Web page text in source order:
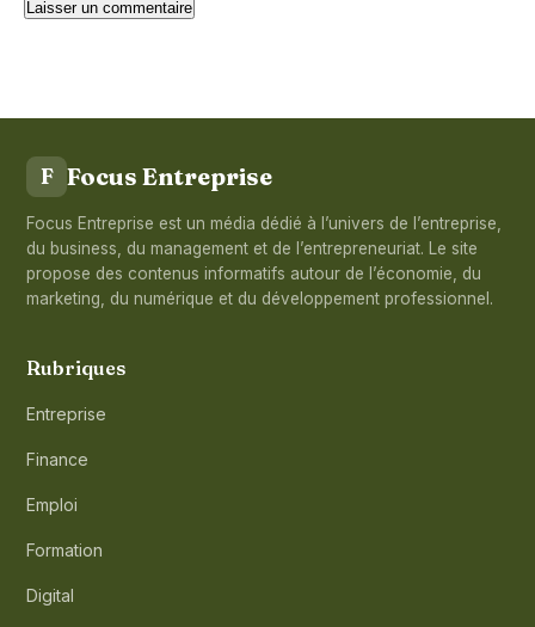
F Focus Entreprise
Focus Entreprise est un média dédié à l’univers de l’entreprise,
du business, du management et de l’entrepreneuriat. Le site
propose des contenus informatifs autour de l’économie, du
marketing, du numérique et du développement professionnel.
Rubriques
Entreprise
Finance
Emploi
Formation
Digital